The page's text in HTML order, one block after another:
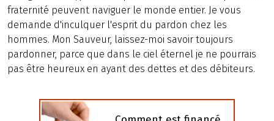
fraternité peuvent naviguer le monde entier. Je vous
demande d'inculquer l'esprit du pardon chez les
hommes. Mon Sauveur, laissez-moi savoir toujours
pardonner, parce que dans le ciel éternel je ne pourrais
pas être heureux en ayant des dettes et des débiteurs.